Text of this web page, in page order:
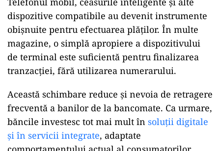
dispozitive compatibile au devenit instrumente
obișnuite pentru efectuarea plăților. În multe
magazine, o simplă apropiere a dispozitivului
de terminal este suficientă pentru finalizarea
tranzacției, fără utilizarea numerarului.
Această schimbare reduce și nevoia de retragere
frecventă a banilor de la bancomate. Ca urmare,
băncile investesc tot mai mult în soluții digitale
și în servicii integrate, adaptate